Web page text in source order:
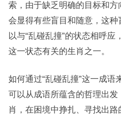
索，由于缺乏明确的目标和
会显得有些盲目和随意，这
以与“乱碰乱撞”的状态相呼
这一状态有关的生肖之一。
如何通过“乱碰乱撞”这一成语
可以从成语所蕴含的哲理出发
肖，在困境中挣扎、寻找出